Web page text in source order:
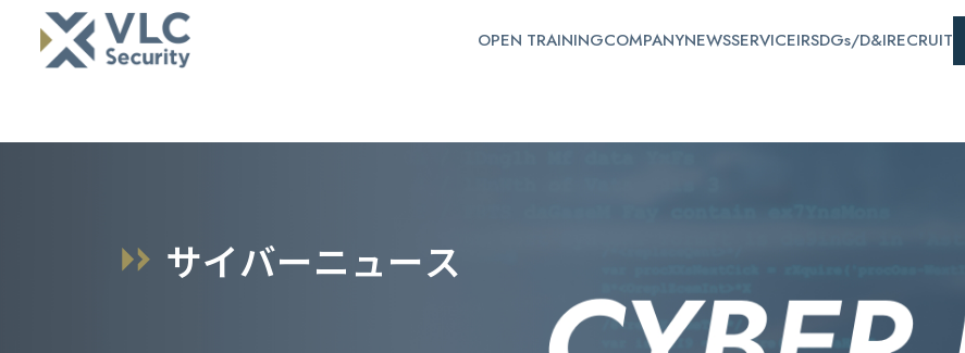
OPEN TRAININGCOMPANYNEWSSERVICEIRSDGs/D&IRECRUIT
サイバーニュース